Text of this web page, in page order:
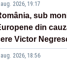
2026, 19:17
sub
din
Victor
2026, 18:56